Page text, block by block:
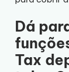
Dá
Tax